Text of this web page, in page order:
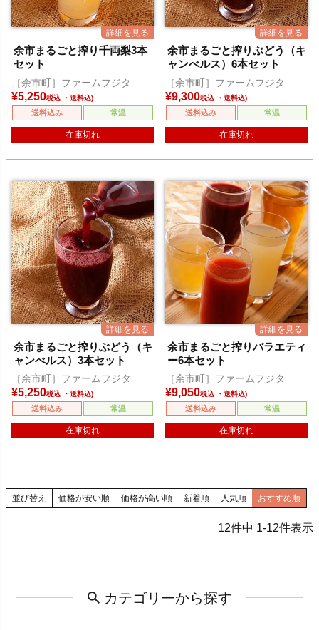
余市まるごと搾り千両梨3本
セット
［余市町］ファームフジタ
¥5,250税込
送料込み 常温
在庫切れ
余市まるごと搾りぶどう（キ
ャンべルス）6本セット
［余市町］ファームフジタ
¥9,300税込
送料込み 常温
在庫切れ
余市まるごと搾りぶどう（キ
ャンべルス）3本セット
［余市町］ファームフジタ
¥5,250税込
送料込み 常温
在庫切れ
余市まるごと搾りバラエティ
ー6本セット
［余市町］ファームフジタ
¥9,050税込
送料込み 常温
在庫切れ
並び替え 価格が安い順 価格が高い順 新着順 人気順 おすすめ順
12件中 1-12件表示
カテゴリーから探す